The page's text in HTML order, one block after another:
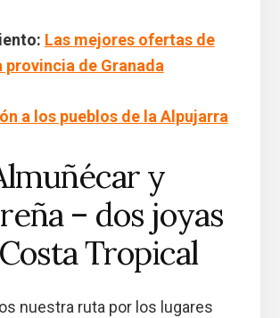
Las mejores ofertas de
provincia de Granada
a los pueblos de la Alpujarra
y
– dos joyas
Tropical
nuestra ruta por los lugares